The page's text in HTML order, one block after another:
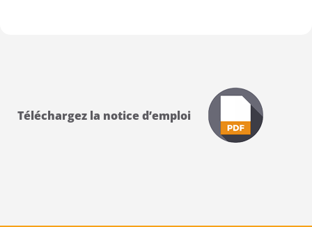
Téléchargez la notice d’emploi